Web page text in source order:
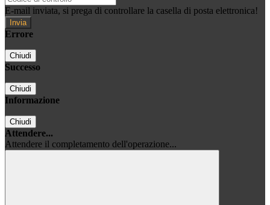
E-mail inviata, si prega di controllare la casella di posta elettronica!
Errore
Chiudi
Successo
Chiudi
Informazione
Chiudi
Attendere...
Attendere il completamento dell'operazione...